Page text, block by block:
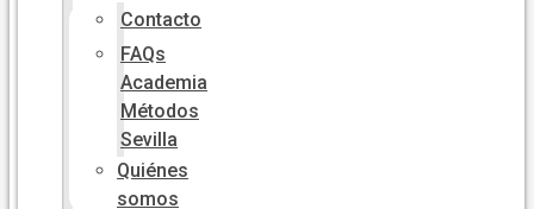
Contacto
FAQs
Academia
Métodos
Sevilla
Quiénes
somos